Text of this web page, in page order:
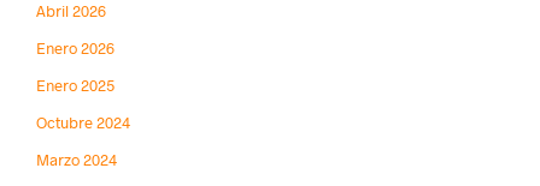
Abril 2026
Enero 2026
Enero 2025
Octubre 2024
Marzo 2024